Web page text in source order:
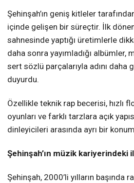
Şehinşah’ın geniş kitleler
içinde gelişen bir süreçtir. İlk
sahnesinde yaptığı üretimlerle
daha sonra yayımladığı albümler,
sert sözlü parçalarıyla adını daha
duyurdu.
Özellikle teknik rap becerisi, hızlı
oyunları ve farklı tarzlara açık
dinleyicileri arasında ayrı bir
Şehinşah’ın müzik kariyerindeki
Şehinşah, 2000’li yılların başında